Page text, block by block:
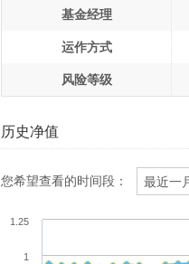
基金经理
运作方式
风险等级
历史净值
您希望查看的时间段：
1
1.25